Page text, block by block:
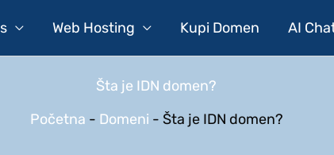
Web Hosting Kupi Domen AI
Šta je IDN domen?
Početna - Domeni - Šta je IDN domen?